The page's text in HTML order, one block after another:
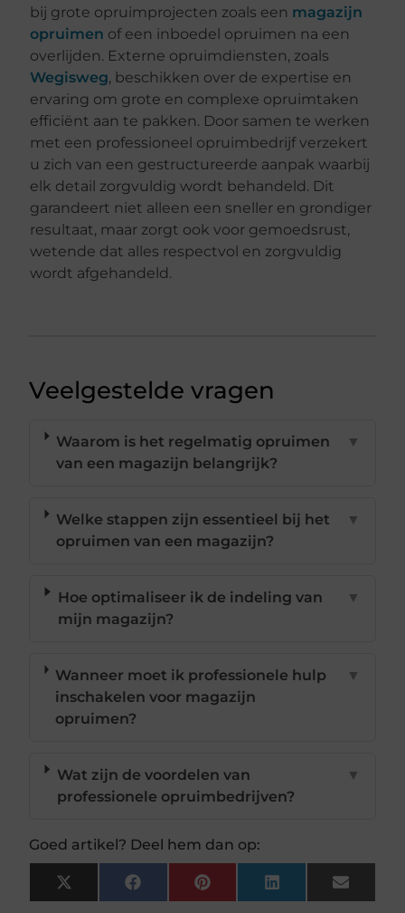
bij grote opruimprojecten zoals een magazijn
opruimen of een inboedel opruimen na een
overlijden. Externe opruimdiensten, zoals
Wegisweg, beschikken over de expertise en
ervaring om grote en complexe opruimtaken
efficiënt aan te pakken. Door samen te werken
met een professioneel opruimbedrijf verzekert
u zich van een gestructureerde aanpak waarbij
elk detail zorgvuldig wordt behandeld. Dit
garandeert niet alleen een sneller en grondiger
resultaat, maar zorgt ook voor gemoedsrust,
wetende dat alles respectvol en zorgvuldig
wordt afgehandeld.
Veelgestelde vragen
Waarom is het regelmatig opruimen
van een magazijn belangrijk?
▼
Welke stappen zijn essentieel bij het
opruimen van een magazijn?
▼
Hoe optimaliseer ik de indeling van
mijn magazijn?
▼
Wanneer moet ik professionele hulp
inschakelen voor magazijn
opruimen?
▼
Wat zijn de voordelen van
professionele opruimbedrijven?
▼
Goed artikel? Deel hem dan op:
X
(Twitter)
FacebookPinterestLinkedInEmail